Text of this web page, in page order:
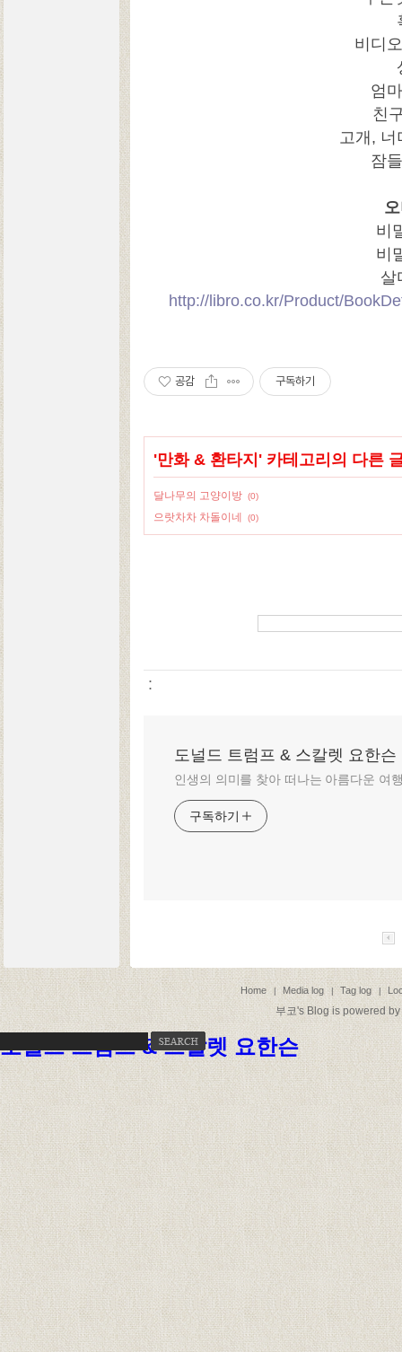
비디
엄
친
고개,
잠
비
비
살
http://libro.co.kr/Product/
공감 구독하기
'만화 & 환타지 ' 카테고리의 다른
달나무의 고양이방 (0)
으랏차차 차돌이네 (0)
:
도널드 트럼프 & 스칼렛 요한슨
인생의 의미를 찾아 떠나는 아름다운 여
구독하기
Home | Media log | Tag log |
부코's Blog is powered by
도널드 트럼프 & 스칼렛 요한슨